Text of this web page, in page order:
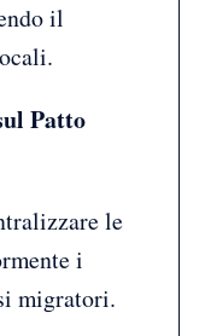
il
Patto
le
i
migratori.